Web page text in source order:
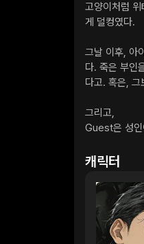
고양이처럼
게 덜컹였다.
그날 이후, 아
다. 죽은 부인
다고. 혹은, 그
그리고,
Guest은 성인
캐릭터